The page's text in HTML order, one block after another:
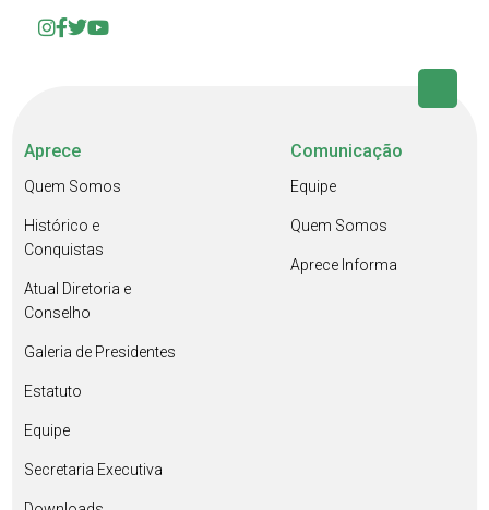
Aprece
Quem Somos
Histórico e
Conquistas
Atual Diretoria e
Conselho
Galeria de Presidentes
Estatuto
Equipe
Secretaria Executiva
Comunicação
Equipe
Quem Somos
Aprece Informa